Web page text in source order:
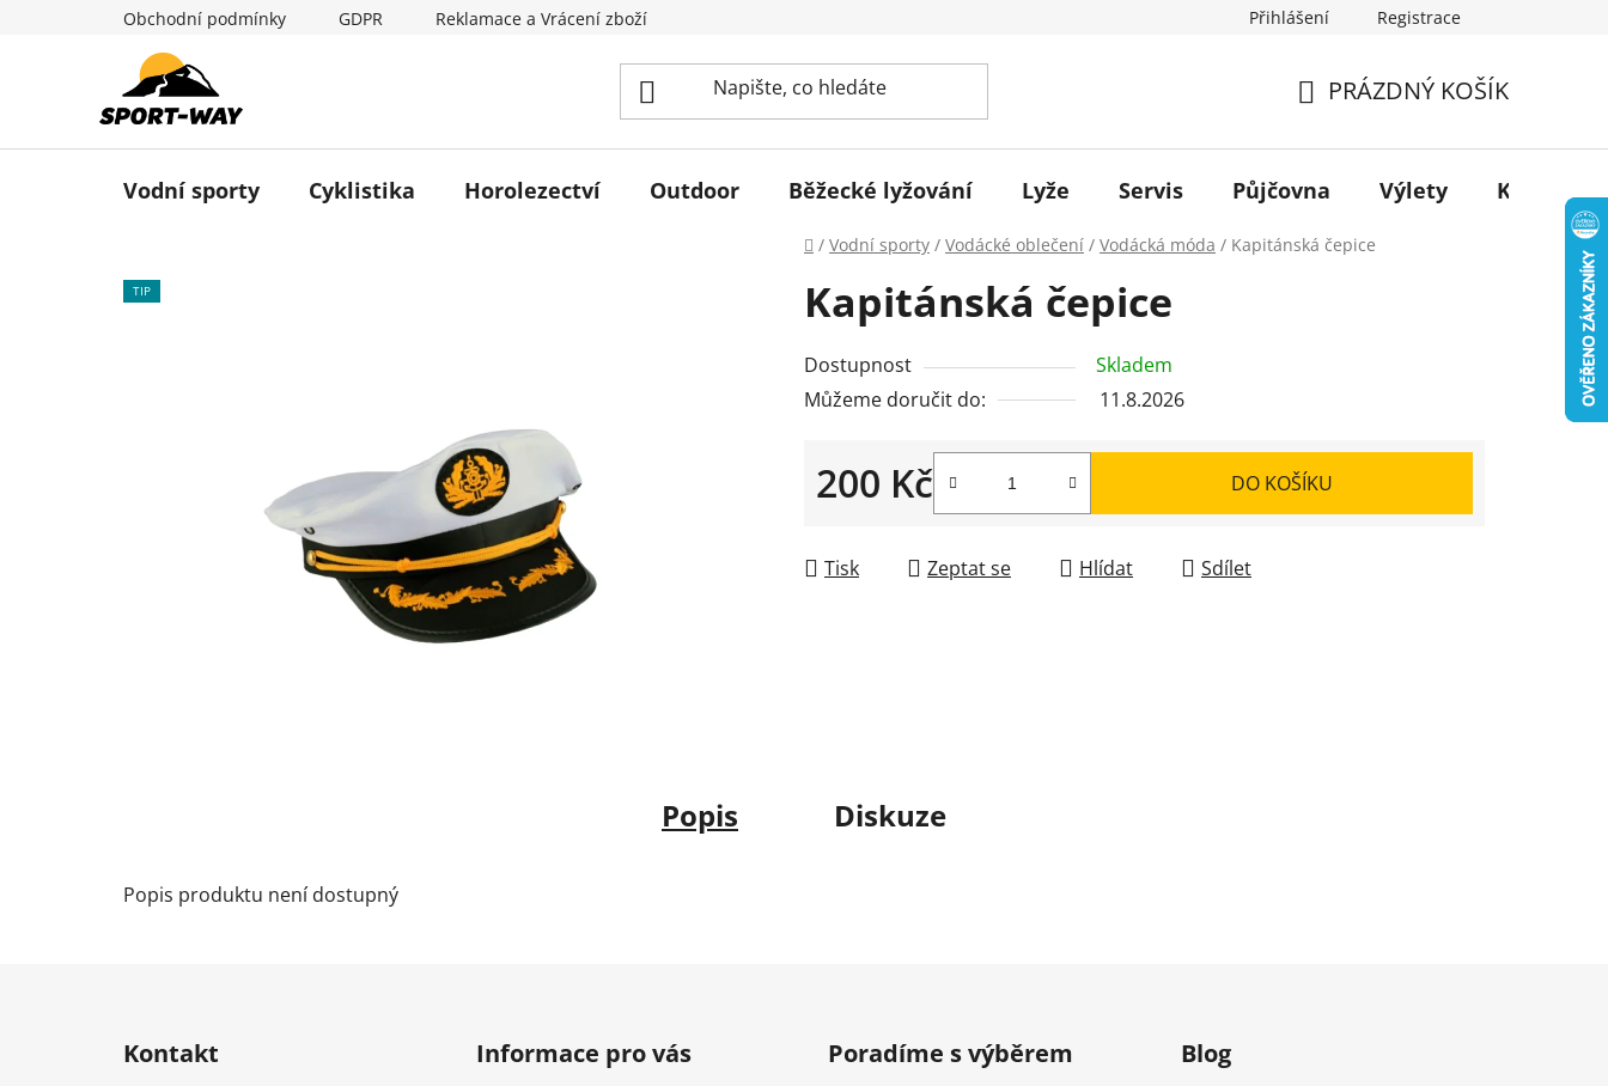
Obchodní podmínky GDPR Reklamace a Vrácení zboží Přihlášení Registrace
KOŠÍK
PRÁZDNÝ KOŠÍK
Vodní sporty Cyklistika Horolezectví Outdoor Běžecké lyžování Lyže Servis Půjčovna Výlety Kontakt
Domů
/ Vodní sporty / Vodácké oblečení / Vodácká móda / Kapitánská čepice
Kapitánská čepice
Dostupnost
Skladem
Můžeme doručit do:
11.8.2026
200 Kč DO KOŠÍKU
Tisk Zeptat se Hlídat Sdílet
TIP
Popis Diskuze
Popis produktu není dostupný
Kontakt Informace pro vás Poradíme s výběrem Blog